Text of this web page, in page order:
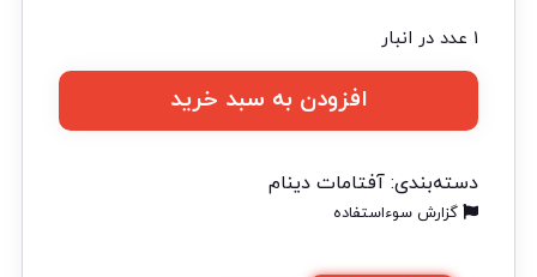
1 عدد در انبار
افزودن به سبد خرید
دسته‌بندی: آفتامات دینام
گزارش سوءاستفاده